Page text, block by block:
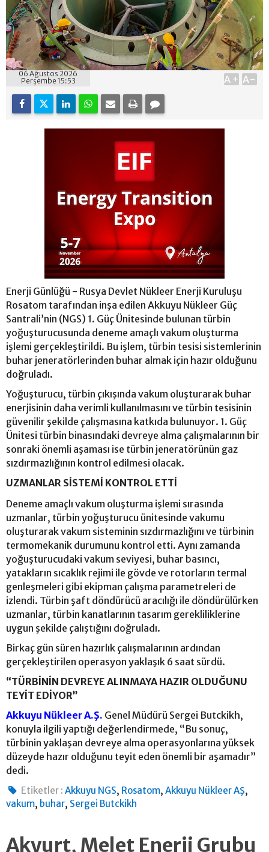
06 Ağustos 2026
Perşembe 15:53
A+ A-
Enerji Günlüğü - Rusya Devlet Nükleer Enerji Kuruluşu
Rosatom tarafından inşa edilen Akkuyu Nükleer Güç
Santrali’nin (NGS) 1. Güç Ünitesinde bulunan türbin
yoğuşturucusunda deneme amaçlı vakum oluşturma
işlemi gerçekleştirildi. Bu işlem, türbin tesisi sistemlerinin
buhar jeneratörlerinden buhar almak için hazır olduğunu
doğruladı.
Yoğuşturucu, türbin çıkışında vakum oluşturarak buhar
enerjisinin daha verimli kullanılmasını ve türbin tesisinin
güvenilir şekilde çalışmasına katkıda bulunuyor. 1. Güç
Ünitesi türbin binasındaki devreye alma çalışmalarının bir
sonraki önemli aşaması ise türbin jeneratörünün gaz
sızdırmazlığının kontrol edilmesi olacak.
UZMANLAR SİSTEMİ KONTROL ETTİ
Deneme amaçlı vakum oluşturma işlemi sırasında
uzmanlar, türbin yoğuşturucu ünitesinde vakumu
oluşturarak vakum sisteminin sızdırmazlığını ve türbinin
termomekanik durumunu kontrol etti. Aynı zamanda
yoğuşturucudaki vakum seviyesi, buhar basıncı,
yatakların sıcaklık rejimi ile gövde ve rotorların termal
genleşmeleri gibi ekipman çalışma parametreleri de
izlendi. Türbin şaft döndürücü aracılığı ile döndürülürken
uzmanlar, türbin kanatlarının tasarım gerekliliklerine
uygun şekilde çalıştığını doğruladı.
Birkaç gün süren hazırlık çalışmalarının ardından
gerçekleştirilen operasyon yaklaşık 6 saat sürdü.
“TÜRBİNİN DEVREYE ALINMAYA HAZIR OLDUĞUNU
TEYİT EDİYOR”
Akkuyu Nükleer A.Ş. Genel Müdürü Sergei Butckikh,
konuyla ilgili yaptığı değerlendirmede, “Bu sonuç,
türbinin yaklaşan devreye alma operasyonlarına yüksek
düzeyde hazır olduğunu teyit eden önemli bir aşamadır”
dedi.
Etiketler : Akkuyu NGS, Rosatom,Akkuyu Nükleer AŞ,
vakum, buhar, Sergei Butckikh
Akyurt, Melet Enerji Grubu